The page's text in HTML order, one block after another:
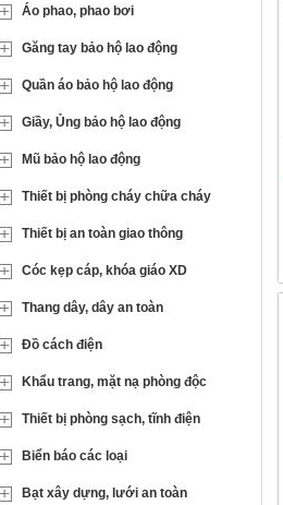
Áo phao, phao bơi
Găng tay bảo hộ lao động
Quần áo bảo hộ lao động
Giầy, Ủng bảo hộ lao động
Mũ bảo hộ lao động
Thiết bị phòng cháy chữa cháy
Thiết bị an toàn giao thông
Cóc kẹp cáp, khóa giáo XD
Thang dây, dây an toàn
Đồ cách điện
Khẩu trang, mặt nạ phòng độc
Thiết bị phòng sạch, tĩnh điện
Biển báo các loại
Bạt xây dựng, lưới an toàn